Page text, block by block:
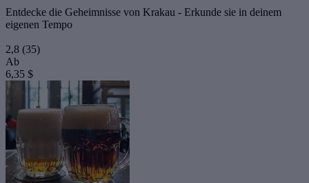
Entdecke die Geheimnisse von Krakau - Erkunde sie in deinem
eigenen Tempo
2,8 (35)
Ab
6,35 $